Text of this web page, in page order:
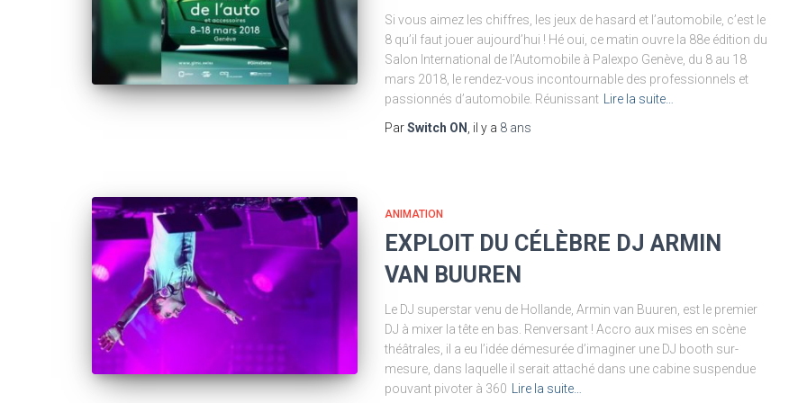
Si vous aimez les chiffres, les jeux de hasard et l’automobile, c’est le
8 qu’il faut jouer aujourd’hui ! Hé oui, ce matin ouvre la 88e édition du
Salon International de l’Automobile à Palexpo Genève, du 8 au 18
mars 2018, le rendez-vous incontournable des professionnels et
passionnés d’automobile. Réunissant
Lire la suite…
ParSwitch ON , il y a 8 ans
ANIMATION
EXPLOIT DU CÉLÈBRE DJ ARMIN
VAN BUUREN
Le DJ superstar venu de Hollande, Armin van Buuren, est le premier
DJ à mixer la tête en bas. Renversant ! Accro aux mises en scène
théâtrales, il a eu l’idée démesurée d’imaginer une DJ booth sur-
mesure, dans laquelle il serait attaché dans une cabine suspendue
pouvant pivoter à 360
Lire la suite…